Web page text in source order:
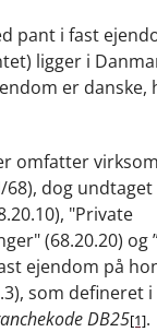
pant i fast
ligger i
er danske,
omfatter
68), dog
"Private
(68.20.20) og
ejendom på
som defineret
DB25[1].